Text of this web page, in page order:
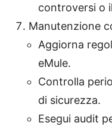
controversi o
Manutenzione
Aggiorna
eMule.
Controlla
di sicurezza.
Esegui audit